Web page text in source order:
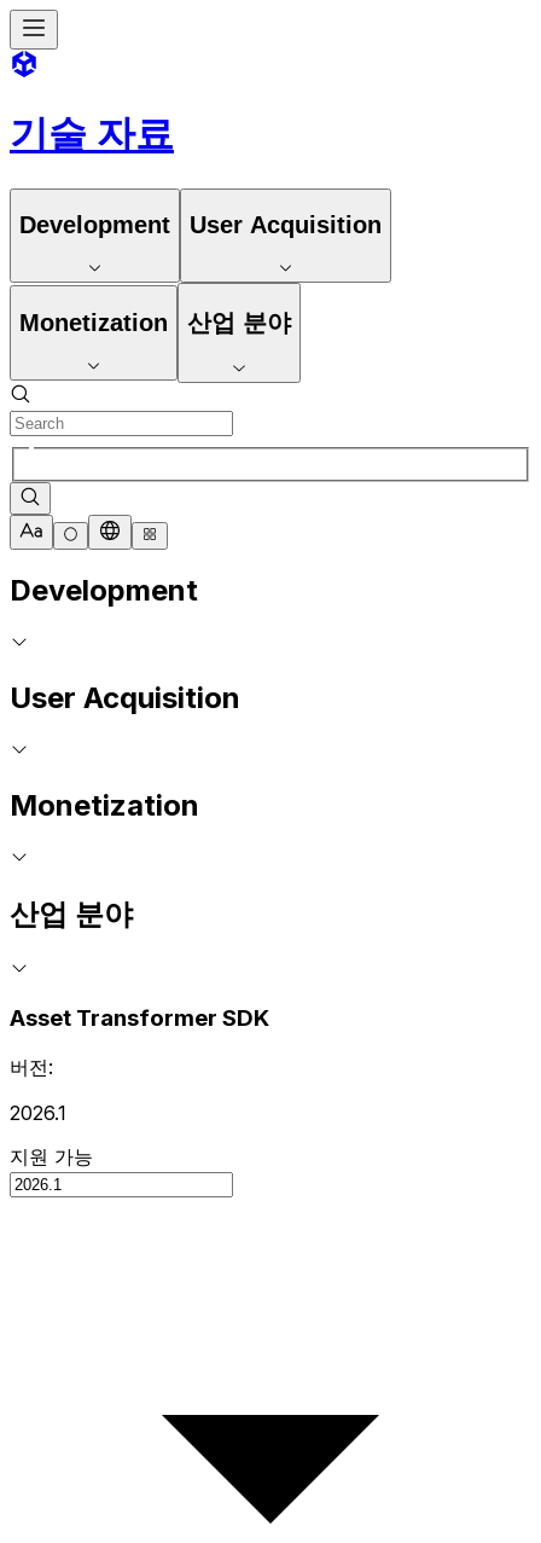
기술 자료
Development User Acquisition
Monetization 산업 분야
Development
User Acquisition
Monetization
산업 분야
Asset Transformer SDK
버전:
2026.1
지원 가능